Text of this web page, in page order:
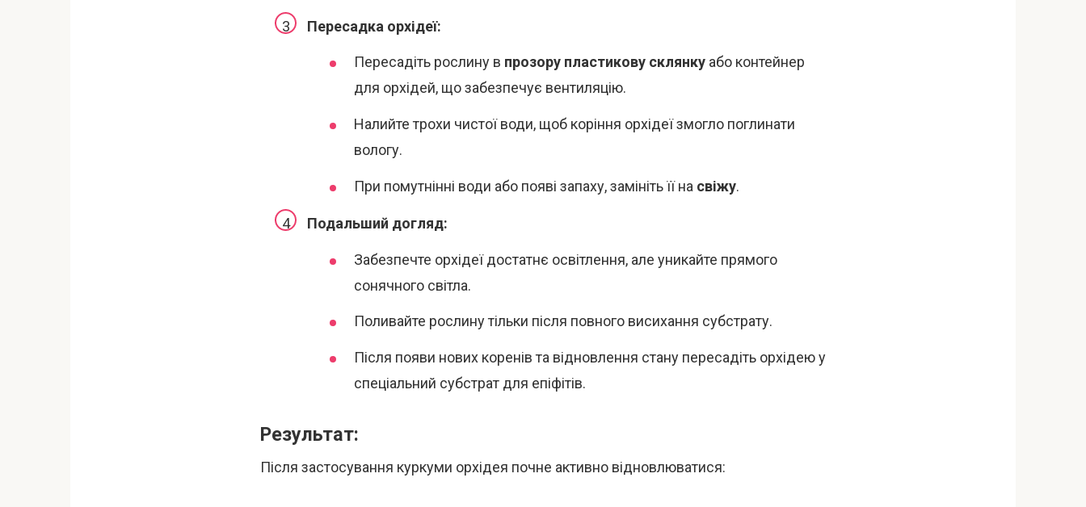
Пересадка орхідеї:
Пересадіть рослину в прозору пластикову склянку або контейнер
для орхідей, що забезпечує вентиляцію.
Налийте трохи чистої води, щоб коріння орхідеї змогло поглинати
вологу.
При помутнінні води або появі запаху, замініть її на свіжу.
Подальший догляд:
Забезпечте орхідеї достатнє освітлення, але уникайте прямого
сонячного світла.
Поливайте рослину тільки після повного висихання субстрату.
Після появи нових коренів та відновлення стану пересадіть орхідею у
спеціальний субстрат для епіфітів.
Результат:
Після застосування куркуми орхідея почне активно відновлюватися: